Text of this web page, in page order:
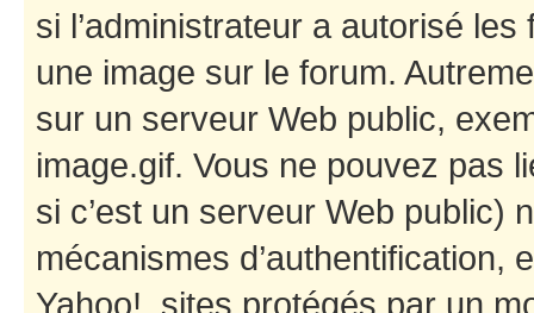
si l’administrateur a autorisé
une image sur le forum.
sur un serveur Web public,
image.gif. Vous ne pouvez pas
si c’est un serveur Web public)
mécanismes d’authentification,
Yahoo!, sites protégés par un